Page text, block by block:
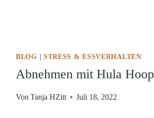
BLOG STRESS & ESSVERHALTEN
Abnehmen mit Hula Hoop
Von Tanja HZitt Juli 18, 2022